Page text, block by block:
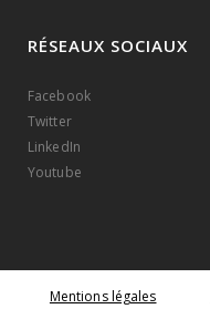
RÉSEAUX SOCIAUX
Facebook
Twitter
LinkedIn
Youtube
Mentions légales